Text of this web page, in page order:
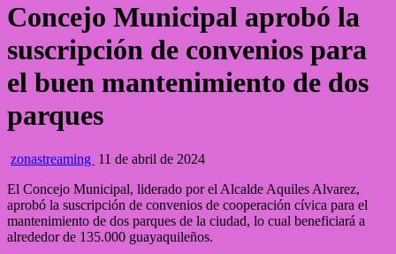
Concejo Municipal aprobó la
suscripción de convenios para
el buen mantenimiento de dos
parques
zonastreaming 11 de abril de 2024
El Concejo Municipal, liderado por el Alcalde Aquiles Alvarez,
aprobó la suscripción de convenios de cooperación cívica para el
mantenimiento de dos parques de la ciudad, lo cual beneficiará a
alrededor de 135.000 guayaquileños.